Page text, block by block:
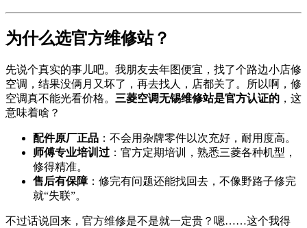
为什么选官方维修站？
先说个真实的事儿吧。我朋友去年图便宜，找了个路边小店修
空调，结果没俩月又坏了，再去找人，店都关了。所以啊，修
空调真不能光看价格。 三菱空调无锡维修站是官方认证的 ，这
意味着啥？
配件原厂正品 ：不会用杂牌零件以次充好，耐用度高。
师傅专业培训过 ：官方定期培训，熟悉三菱各种机型，
修得精准。
售后有保障：修完有问题还能找回去，不像野路子修完
就“失联”。
不过话说回来，官方维修是不是就一定贵？嗯……这个我得